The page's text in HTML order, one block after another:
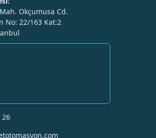
Okçumusa Cd.
No: 22/163 Kat:2
26